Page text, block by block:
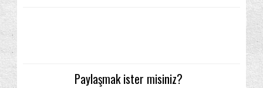
Paylaşmak ister misiniz?